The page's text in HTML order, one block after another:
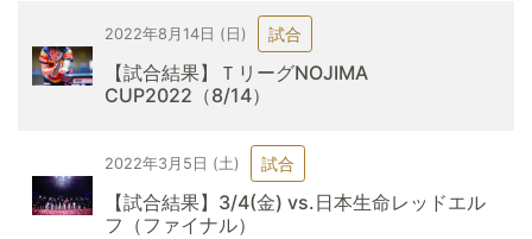
2022年8月14日 (日) 試合
【試合結果】ＴリーグNOJIMA
CUP2022（8/14）
2022年3月5日 (土) 試合
【試合結果】3/4(金) vs.日本生命レッドエル
フ（ファイナル）